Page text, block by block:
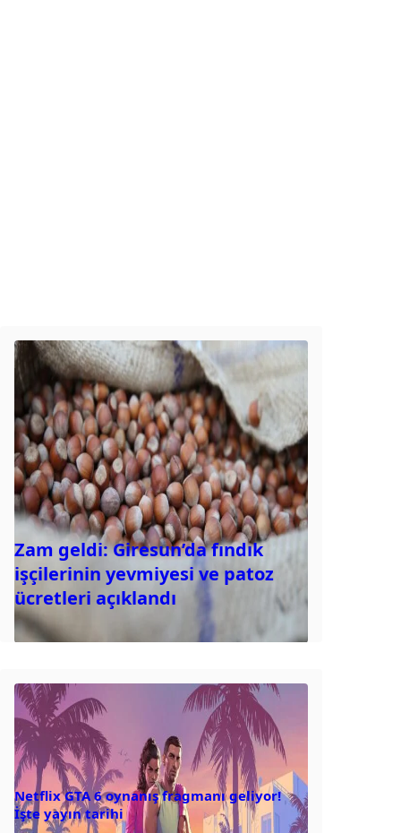
Zam geldi: Giresun’da fındık
işçilerinin yevmiyesi ve patoz
ücretleri açıklandı
Netflix GTA 6 oynanış fragmanı geliyor!
İşte yayın tarihi